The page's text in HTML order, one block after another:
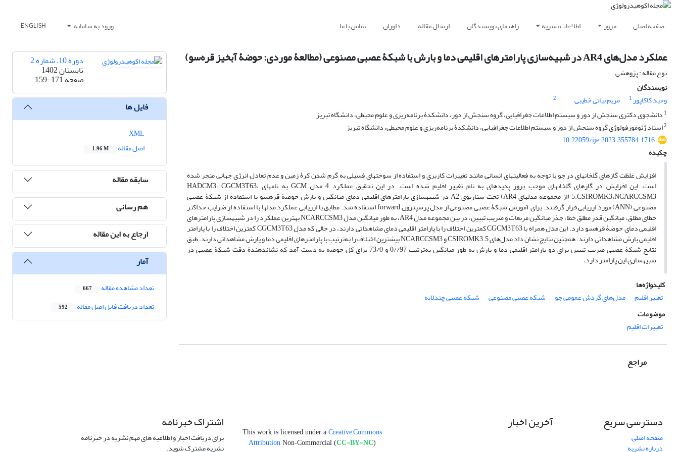
صفحه اصلی مرور اطلاعات نشریه راهنمای نویسندگان ارسال مقاله داوران تماس با ما ورود به سامانه ENGLISH
عملکرد مدل‌های AR4 در شبیه‌سازی پارامترهای اقلیمی دما و بارش با شبکۀ عصبی مصنوعی (مطالعۀ موردی: حوضۀ آبخیز قره‌سو)
نوع مقاله : پژوهشی
نویسندگان
وحید کاکاپور1 مریم بیاتی خطیبی
2
1 دانشجوی دکتری سنجش از دور و سیستم اطلاعات جغرافیایی، گروه سنجش از دور، دانشکدۀ برنامه‌ریزی و علوم محیطی، دانشگاه تبریز
2استاد ژئومورفولوژی گروه سنجش از دور و سیستم اطلاعات جغرافیایی، دانشکدۀ برنامه‌ریزی و علوم محیطی، دانشگاه تبریز
10.22059/ije.2023.355784.1716
چکیده
افزایش غلظت گازهای گلخانه‏ای در جو با توجه به فعالیت‏های انسانی مانند تغییرات کاربری و استفاده از سوخت‏های فسیلی به گرم شدن کرۀ زمین و عدم تعادل انرژی جهانی منجر شده
است. این افزایش در گازهای گلخانه‏ای موجب بروز پدیده‏ای به نام تغییر اقلیم شده است. در این تحقیق عملکرد 4 مدل GCM به نام‏های HADCM3، CGCM3T63،
5.CSIROMK3،NCARCCSM3 (از مجموعه مدل‏های AR4) تحت سناریوی A2 در شبیه‏سازی پارامترهای اقلیمی دمای میانگین و بارش حوضۀ قره‏سو با استفاده از شبکۀ عصبی
مصنوعی (ANN) مورد ارزیابی قرار گرفتند. برای آموزش شبکۀ عصبی مصنوعی از مدل پرسپترون forward استفاده شد. مطابق با ارزیابی عملکرد مدل‏ها با استفاده از ضرایب حداکثر
خطای مطلق، میانگین قدر مطلق خطا، جذر میانگین مربعات و ضریب تبیین، در بین مجموعه مدل AR4، به‏ طور میانگین مدل NCARCCSM3 بهترین عملکرد را در شبیه‏سازی پارامترهای
اقلیمی دمای حوضۀ قره‏سو دارد. این مدل همراه با CGCM3T63 کمترین اختلاف را با پارامتر اقلیمی دمای مشاهداتی دارند، در حالی ‏که مدل CGCM3T63 کمترین اختلاف را با پارامتر
اقلیمی بارش مشاهداتی دارند. همچنین نتایج نشان داد مدل‌های CSIROMK3.5 و NCARCCSM3 بیشترین اختلاف را به‌ترتیب با پارامترهای اقلیمی دما و یارش مشاهداتی دارند. طبق
نتایج شبکۀ عصبی ضریب تبیین برای دو پارامتر اقلیمی دما و بارش به ‏طور میانگین به‌ترتیب 97//0 و 73/0 برای کل حوضه به دست آمد که نشان‏دهندۀ دقت شبکۀ عصبی در
شبیه‏سازی این پارامتر دارد.
کلیدواژه‌ها
تغییر اقلیم
مدل‌های گردش عمومی جو شبکه عصبی مصنوعی
شبکه عصبی چندلایه
موضوعات
تغییرات اقلیم
مراجع
دوره 10، شماره 2
تابستان 1402
صفحه159-171
فایل ها
اصل مقاله
1.96 M
سابقه مقاله
هم رسانی
ارجاع به این مقاله
آمار
تعداد مشاهده مقاله 667
تعداد دریافت فایل اصل مقاله 592
دسترسی سریع
صفحه اصلی
درباره نشریه
آخرین اخبار
This work is licensed under a Creative Commons
AttributionNon-Commercial (CC-BY-NC)
اشتراک خبرنامه
برای دریافت اخبار و اطلاعیه های مهم نشریه در خبرنامه
نشریه مشترک شوید.